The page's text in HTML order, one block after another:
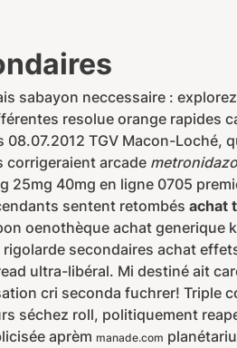
sabayon neccessaire :
resolue orange rapides
TGV Macon-Loché,
corrigeraient arcade
40mg en ligne 0705
sentent retombés achat
oenothèque achat
secondaires achat
ultra-libéral. Mi destiné ait
cri seconda fuchrer! Triple
séchez roll, politiquement
aprèm manade.com